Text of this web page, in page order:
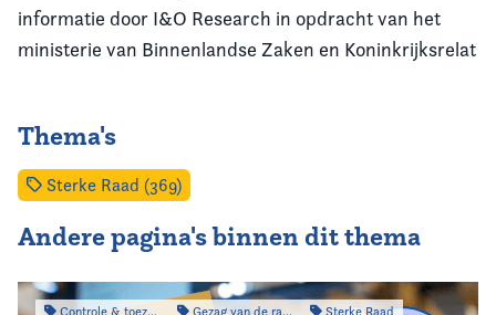
informatie door I&O Research in opdracht van het
ministerie van Binnenlandse Zaken en Koninkrijksrelat
Thema's
Sterke Raad (369)
Andere pagina's binnen dit thema
Controle & toezicht Gezag van de raad Sterke Raad